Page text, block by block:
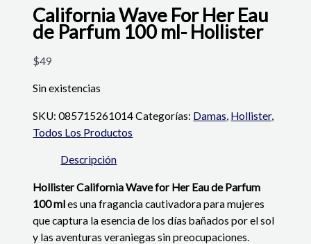
California Wave For Her Eau
de Parfum 100 ml- Hollister
$49
Sin existencias
SKU:085715261014Categorías: Damas, Hollister,
Todos Los Productos
Descripción
Hollister California Wave for Her Eau de Parfum
100 mles una fragancia cautivadora para mujeres
que captura la esencia de los días bañados por el sol
y las aventuras veraniegas sin preocupaciones.